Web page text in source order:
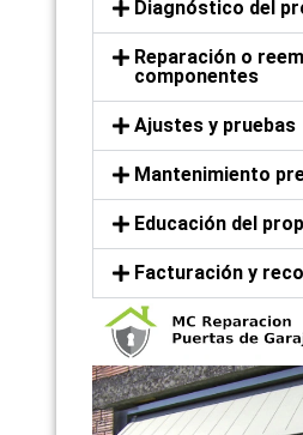
Diagnóstico del
Reparación o
componentes
Ajustes y pruebas
Mantenimiento
Educación del
Facturación y